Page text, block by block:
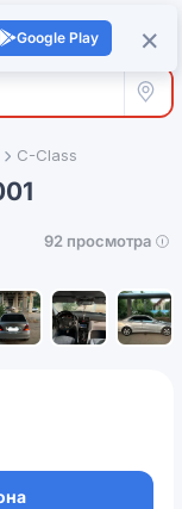
Войти +
Все
C-Class
92 просмотра
×
Google Play